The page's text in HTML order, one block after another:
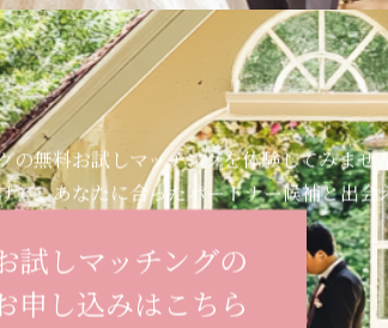
の無料お試しマッチングを体験してみませ
で、あなたに合ったパートナー候補と出会
試しマッチングの
申し込みはこちら